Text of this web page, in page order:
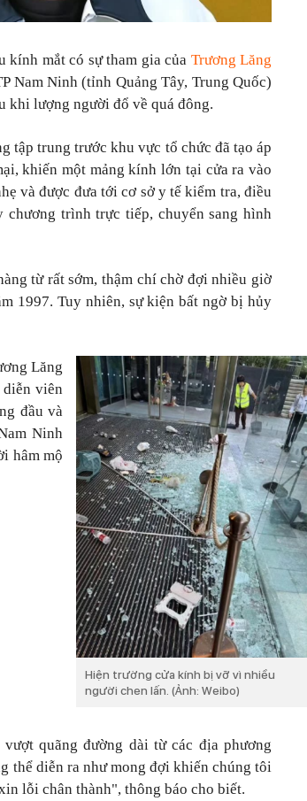
kính mắt có sự tham gia của Trương Lăng
Nam Ninh (tỉnh Quảng Tây, Trung Quốc)
khi lượng người đổ về quá đông.
tập trung trước khu vực tổ chức đã tạo áp
khiến một mảng kính lớn tại cửa ra vào
và được đưa tới cơ sở y tế kiểm tra, điều
trình trực tiếp, chuyển sang hình
từ rất sớm, thậm chí chờ đợi nhiều giờ
1997. Tuy nhiên, sự kiện bất ngờ bị hủy
Hiện trường cửa kính bị vỡ vì nhiều
người chen lấn. (Ảnh: Weibo)
Lăng
viên
đầu và
Ninh
hâm mộ
quãng đường dài từ các địa phương
thể diễn ra như mong đợi khiến chúng tôi
lỗi chân thành", thông báo cho biết.